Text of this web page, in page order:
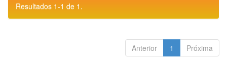
Resultados 1-1 de 1.
Anterior 1 Próxima